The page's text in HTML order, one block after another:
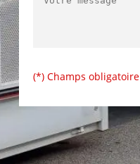
(*) Champs obligatoire